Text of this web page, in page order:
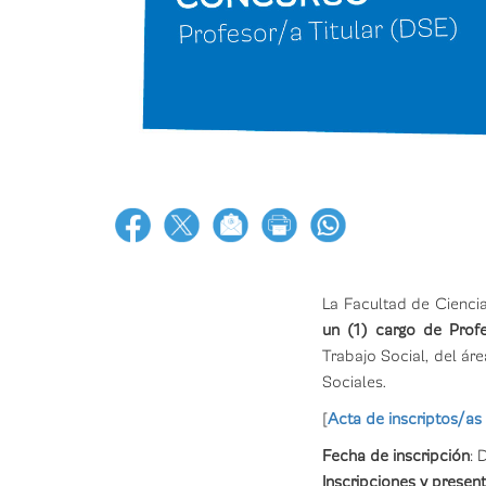
La Facultad de
un (1) cargo de
Trabajo Social, del
Sociales.
[Acta de inscriptos/as
Fecha de inscripción:
Inscripciones y